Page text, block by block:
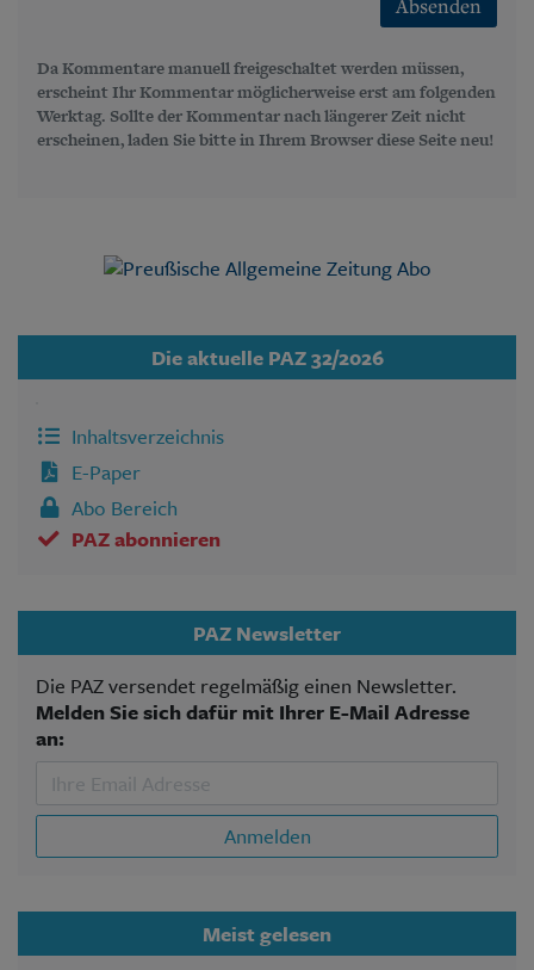
Absenden
Da Kommentare manuell freigeschaltet werden müssen,
erscheint Ihr Kommentar möglicherweise erst am folgenden
Werktag. Sollte der Kommentar nach längerer Zeit nicht
erscheinen, laden Sie bitte in Ihrem Browser diese Seite neu!
Die aktuelle PAZ 32/2026
Inhaltsverzeichnis
E-Paper
Abo Bereich
PAZ abonnieren
PAZ Newsletter
Die PAZ versendet regelmäßig einen Newsletter.
Melden Sie sich dafür mit Ihrer E-Mail Adresse
an:
Anmelden
Meist gelesen